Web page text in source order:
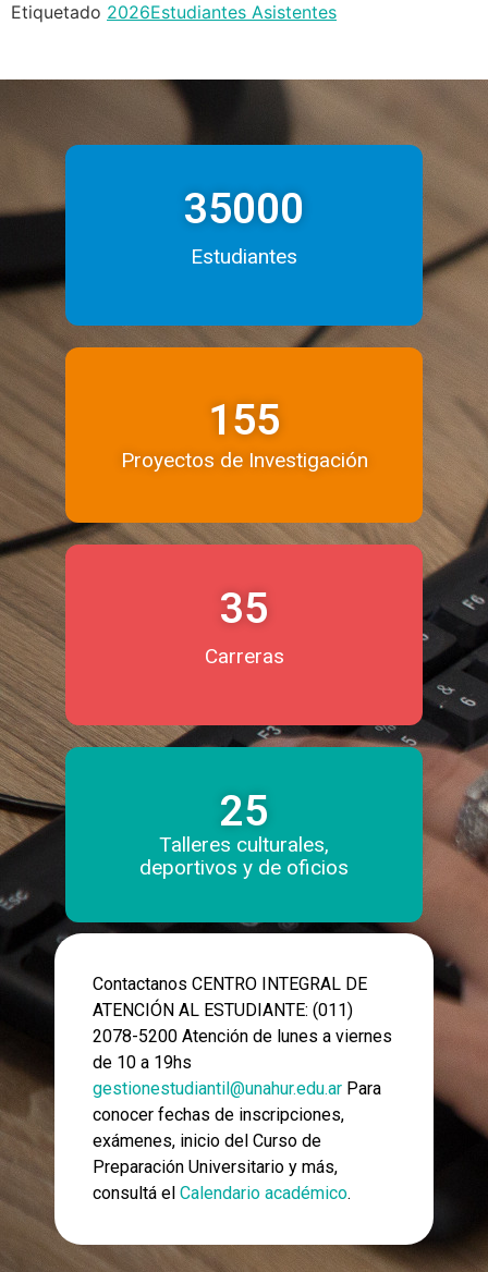
Etiquetado 2026Estudiantes Asistentes
35000
Estudiantes
155
Proyectos de Investigación
35
Carreras
25
Talleres culturales,
deportivos y de oficios
Contactanos CENTRO INTEGRAL DE
ATENCIÓN AL ESTUDIANTE: (011)
2078-5200 Atención de lunes a viernes
de 10 a 19hs
gestionestudiantil@unahur.edu.ar Para
conocer fechas de inscripciones,
exámenes, inicio del Curso de
Preparación Universitario y más,
consultá el Calendario académico.